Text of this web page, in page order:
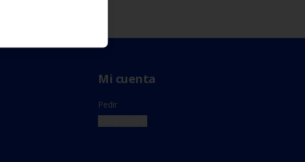
Mi cuenta
Pedir